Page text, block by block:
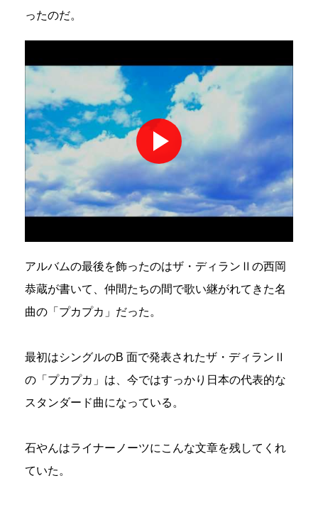
ったのだ。
アルバムの最後を飾ったのはザ・ディランⅡの西岡
恭蔵が書いて、仲間たちの間で歌い継がれてきた名
曲の「プカプカ」だった。
最初はシングルのB 面で発表されたザ・ディランⅡ
の「プカプカ」は、今ではすっかり日本の代表的な
スタンダード曲になっている。
石やんはライナーノーツにこんな文章を残してくれ
ていた。